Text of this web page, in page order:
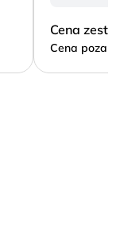
Cena
Cena poza